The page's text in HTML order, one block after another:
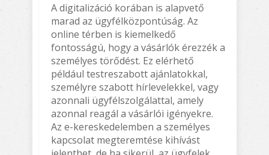
A digitalizáció korában is alapvető
marad az ügyfélközpontúság. Az
online térben is kiemelkedő
fontosságú, hogy a vásárlók érezzék a
személyes törődést. Ez elérhető
például testreszabott ajánlatokkal,
személyre szabott hírlevelekkel, vagy
azonnali ügyfélszolgálattal, amely
azonnal reagál a vásárlói igényekre.
Az e-kereskedelemben a személyes
kapcsolat megteremtése kihívást